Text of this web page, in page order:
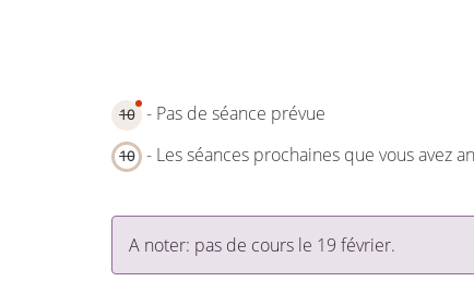
10 - Pas de séance prévue
10 - Les séances prochaines que vous avez
A noter: pas de cours le 19 février.